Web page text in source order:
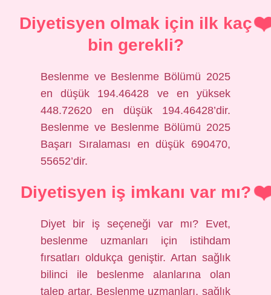
Diyetisyen olmak için ilk kaç
bin gerekli?
Beslenme ve Beslenme Bölümü 2025
en düşük 194.46428 ve en yüksek
448.72620 en düşük 194.46428’dir.
Beslenme ve Beslenme Bölümü 2025
Başarı Sıralaması en düşük 690470,
55652’dir.
Diyetisyen iş imkanı var mı?
Diyet bir iş seçeneği var mı? Evet,
beslenme uzmanları için istihdam
fırsatları oldukça geniştir. Artan sağlık
bilinci ile beslenme alanlarına olan
talep artar. Beslenme uzmanları, sağlık